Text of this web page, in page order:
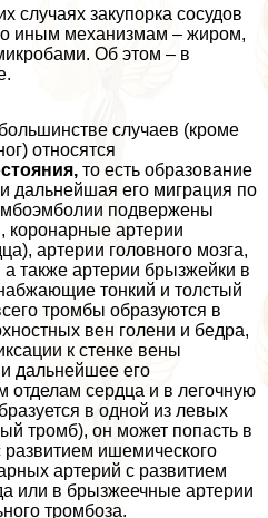
случаях закупорка сосудов
иным механизмам – жиром,
Об этом – в
случаев (кроме
относятся
то есть образование
дальнейшая его миграция по
подвержены
коронарные артерии
артерии головного мозга,
также артерии брызжейки в
тонкий и толстый
тромбы образуются в
вен голени и бедра,
к стенке вены
дальнейшее его
отделам сердца и в легочную
в одной из левых
тромб), он может попасть в
развитием ишемического
артерий с развитием
или в брызжеечные артерии
тромбоза.